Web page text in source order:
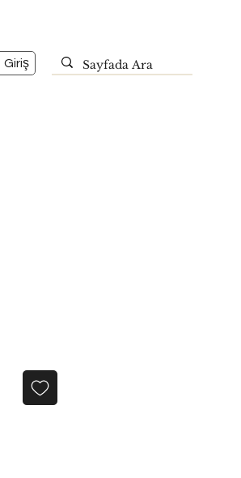
Giriş